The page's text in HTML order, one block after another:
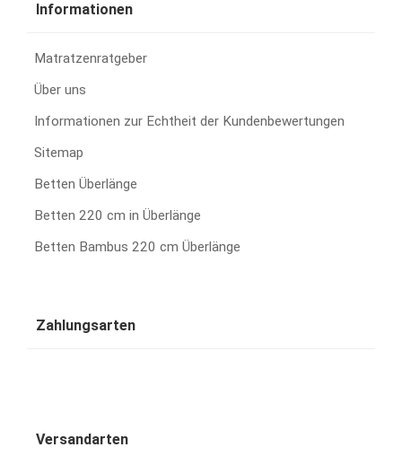
Informationen
Matratzenratgeber
Über uns
Informationen zur Echtheit der Kundenbewertungen
Sitemap
Betten Überlänge
Betten 220 cm in Überlänge
Betten Bambus 220 cm Überlänge
Zahlungsarten
Versandarten